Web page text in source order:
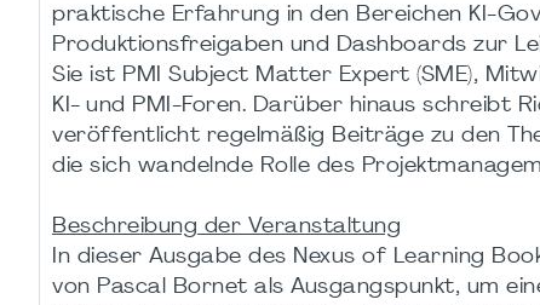
praktische Erfahrung in den Bereichen KI-
Produktionsfreigaben und Dashboards zur
Sie ist PMI Subject Matter Expert (SME),
KI- und PMI-Foren. Darüber hinaus schreibt
veröffentlicht regelmäßig Beiträge zu den
die sich wandelnde Rolle des
Beschreibung der Veranstaltung
In dieser Ausgabe des Nexus of Learning
von Pascal Bornet als Ausgangspunkt, um